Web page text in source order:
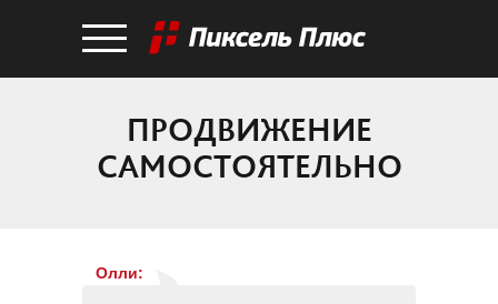
ПРОДВИЖЕНИЕ
САМОСТОЯТЕЛЬНО
Олли: